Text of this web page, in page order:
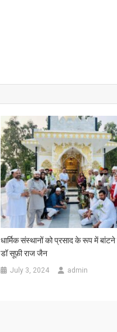
धार्मिक संस्थानों को प्रसाद के रूप में बांटने
डॉ सूफ़ी राज जैन
July 3, 2024 admin